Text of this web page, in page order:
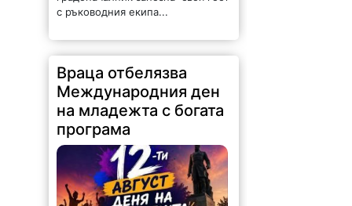
с ръководния екипа...
Враца отбелязва
Международния ден
на младежта с богата
програма